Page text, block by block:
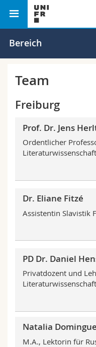
Universität
Forschung
Universität
Wirtschafts- und
Philosophische Fak.
Interfakultär
Studieninteressierte
Studierende
Medien
Doktorierende
Ressourcen
Personenverzeichnis
Ortsplan
MyUnifr
Bereich
Team
Freiburg
Prof. Dr. Jens
Ordentlicher
Literaturwissenschaft
Dr. Eliane Fitzé
Assistentin Slavistik
PD Dr. Daniel
Privatdozent und
Literaturwissenschaft
Natalia
M.A., Lektorin für